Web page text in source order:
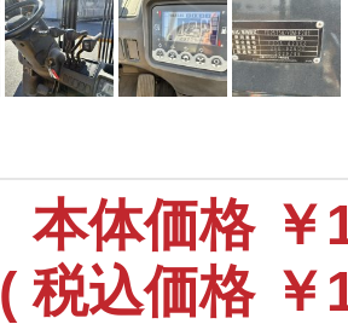
本体価格￥
(税込価格￥